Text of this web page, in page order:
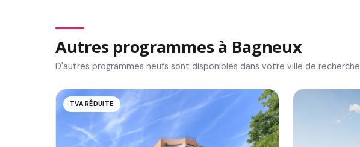
Autres programmes à Bagneux
D'autres programmes neufs sont disponibles dans votre ville de recherche
TVA RÉDUITE